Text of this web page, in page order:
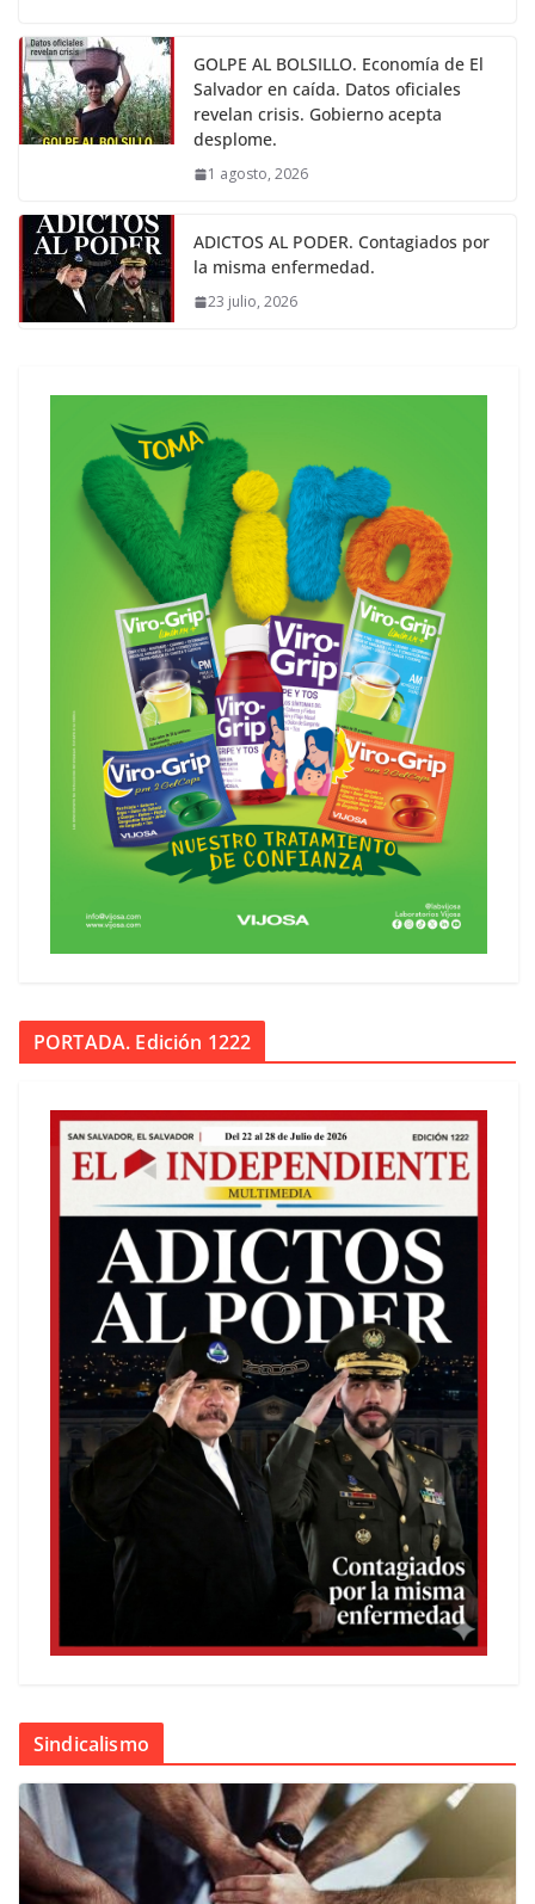
GOLPE AL BOLSILLO. Economía de El
Salvador en caída. Datos oficiales
revelan crisis. Gobierno acepta
desplome.
1 agosto, 2026
ADICTOS AL PODER. Contagiados por
la misma enfermedad.
23 julio, 2026
PORTADA. Edición 1222
Sindicalismo